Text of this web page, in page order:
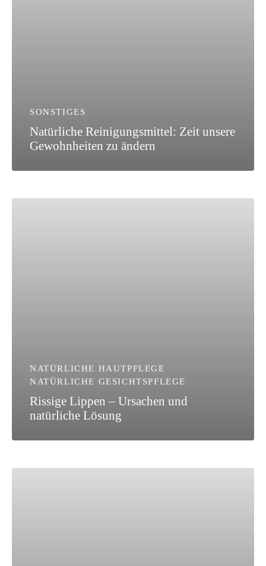
SONSTIGES
Natürliche Reinigungsmittel: Zeit unsere
Gewohnheiten zu ändern
NATÜRLICHE HAUTPFLEGE
NATÜRLICHE GESICHTSPFLEGE
Rissige Lippen – Ursachen und
natürliche Lösung